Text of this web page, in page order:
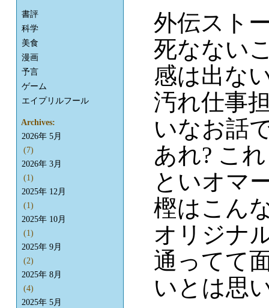
外伝スト
死なない
感は出な
汚れ仕事
いなお話
あれ? こ
といオマ
樫はこん
オリジナ
通ってて
いとは思
書評
科学
美食
漫画
予言
ゲーム
エイプリルフール
Archives:
2026年 5月
(7)
2026年 3月
(1)
2025年 12月
(1)
2025年 10月
(1)
2025年 9月
(2)
2025年 8月
(4)
2025年 5月